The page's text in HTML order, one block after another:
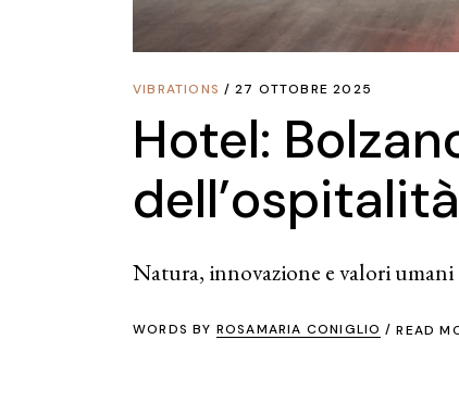
VIBRATIONS 27 OTTOBRE 2025
Hotel:
Natura, innovazione e valori umani
WORDS BY ROSAMARIA CONIGLIO READ